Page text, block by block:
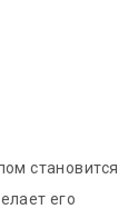
становится
его